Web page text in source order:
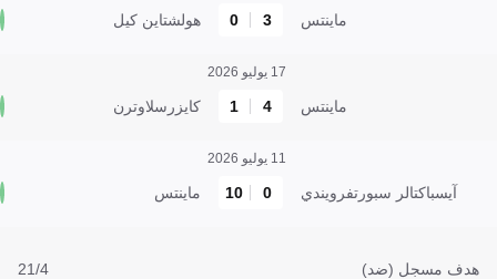
ماينتس 3
0 هولشتاين كيل
17 يوليو 2026
ماينتس 4
1 كايزرسلاوترن
11 يوليو 2026
آيسباكتالر سبورتفرويندي 0
10 ماينتس
هدف مسجل (ضد)
21/4